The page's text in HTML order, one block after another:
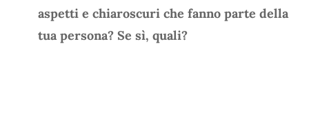
aspetti e chiaroscuri che fanno parte della
tua persona? Se sì, quali?